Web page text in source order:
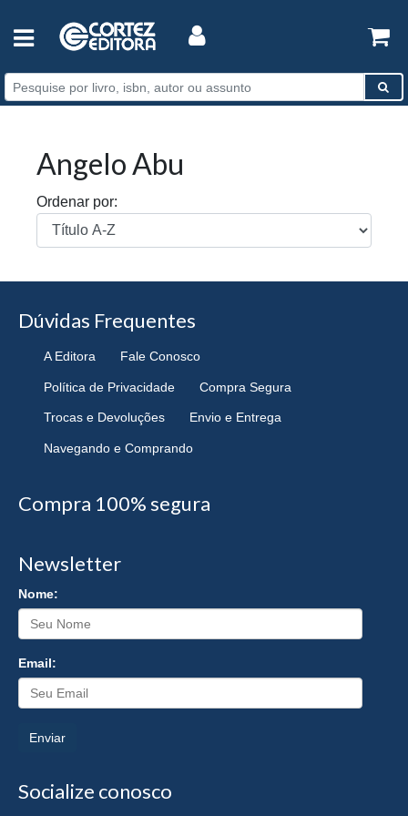
Angelo Abu
Ordenar por:
Dúvidas Frequentes
A Editora Fale Conosco
Política de Privacidade Compra Segura
Trocas e Devoluções Envio e Entrega
Navegando e Comprando
Compra 100% segura
Newsletter
Nome:
Email:
Enviar
Socialize conosco